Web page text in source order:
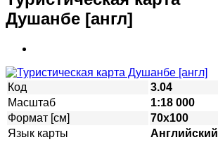
Душанбе [англ]
Код
3.04
Масштаб
1:18 000
Формат [см]
70х100
Язык карты
Английский